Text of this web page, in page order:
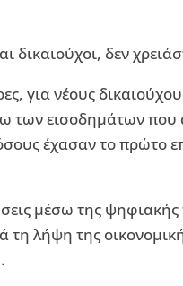
δικαιούχοι, δεν
για νέους
των εισοδημάτων που
έχασαν το πρώτο
μέσω της
λήψη της